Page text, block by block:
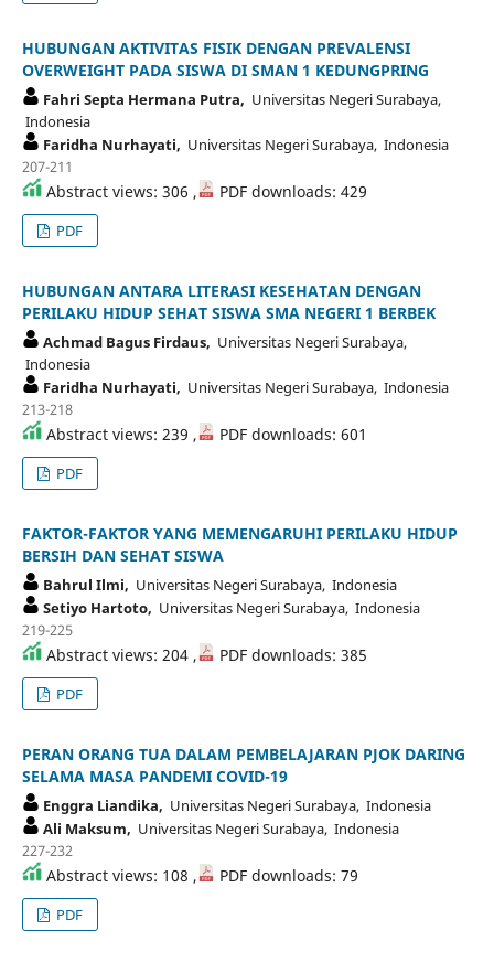
HUBUNGAN AKTIVITAS FISIK DENGAN PREVALENSI
OVERWEIGHT PADA SISWA DI SMAN 1 KEDUNGPRING
Fahri Septa Hermana Putra, Universitas Negeri Surabaya,
Indonesia
Faridha Nurhayati, Universitas Negeri Surabaya, Indonesia
207-211
Abstract views: 306 , PDF downloads: 429
PDF
HUBUNGAN ANTARA LITERASI KESEHATAN DENGAN
PERILAKU HIDUP SEHAT SISWA SMA NEGERI 1 BERBEK
Achmad Bagus Firdaus, Universitas Negeri Surabaya,
Indonesia
Faridha Nurhayati, Universitas Negeri Surabaya, Indonesia
213-218
Abstract views: 239 , PDF downloads: 601
PDF
FAKTOR-FAKTOR YANG MEMENGARUHI PERILAKU HIDUP
BERSIH DAN SEHAT SISWA
Bahrul Ilmi, Universitas Negeri Surabaya, Indonesia
Setiyo Hartoto, Universitas Negeri Surabaya, Indonesia
219-225
Abstract views: 204 , PDF downloads: 385
PDF
PERAN ORANG TUA DALAM PEMBELAJARAN PJOK DARING
SELAMA MASA PANDEMI COVID-19
Enggra Liandika, Universitas Negeri Surabaya, Indonesia
Ali Maksum, Universitas Negeri Surabaya, Indonesia
227-232
Abstract views: 108 , PDF downloads: 79
PDF